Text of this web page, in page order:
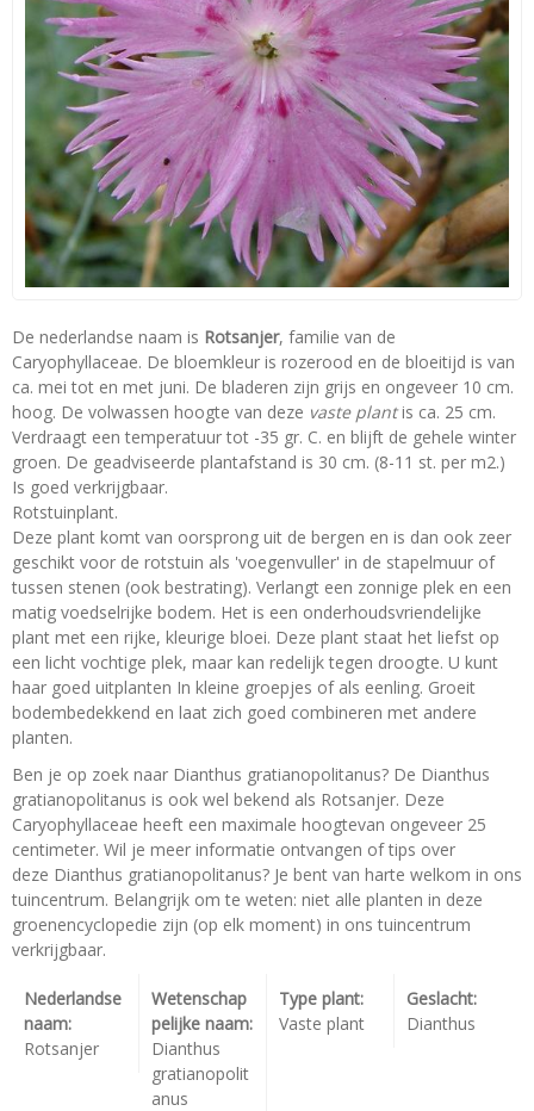
De nederlandse naam is Rotsanjer, familie van de
Caryophyllaceae. De bloemkleur is rozerood en de bloeitijd is van
ca. mei tot en met juni. De bladeren zijn grijs en ongeveer 10 cm.
hoog. De volwassen hoogte van deze vaste plantis ca. 25 cm.
Verdraagt een temperatuur tot -35 gr. C. en blijft de gehele winter
groen. De geadviseerde plantafstand is 30 cm. (8-11 st. per m2.)
Is goed verkrijgbaar.
Rotstuinplant.
Deze plant komt van oorsprong uit de bergen en is dan ook zeer
geschikt voor de rotstuin als 'voegenvuller' in de stapelmuur of
tussen stenen (ook bestrating). Verlangt een zonnige plek en een
matig voedselrijke bodem. Het is een onderhoudsvriendelijke
plant met een rijke, kleurige bloei. Deze plant staat het liefst op
een licht vochtige plek, maar kan redelijk tegen droogte. U kunt
haar goed uitplanten In kleine groepjes of als eenling. Groeit
bodembedekkend en laat zich goed combineren met andere
planten.
Ben je op zoek naar Dianthus gratianopolitanus? De Dianthus
gratianopolitanus is ook wel bekend als Rotsanjer. Deze
Caryophyllaceae heeft een maximale hoogtevan ongeveer 25
centimeter. Wil je meer informatie ontvangen of tips over
deze Dianthus gratianopolitanus? Je bent van harte welkom in ons
tuincentrum. Belangrijk om te weten: niet alle planten in deze
groenencyclopedie zijn (op elk moment) in ons tuincentrum
verkrijgbaar.
Nederlandse
naam:
Rotsanjer
Wetenschap
pelijke naam:
Dianthus
gratianopolit
anus
Type plant:
Vaste plant
Geslacht:
Dianthus